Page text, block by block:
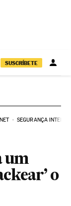
SUSCRÍBETE
SEGURANÇA
um
o